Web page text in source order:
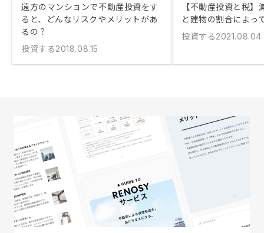
遠方のマンションで不動産投資をす
ると、どんなリスクやメリットがあ
るの？
投資する2018.08.15
【不動産投資と税
と建物の割合によっ
投資する2021.08.04